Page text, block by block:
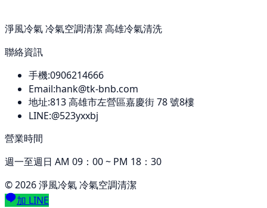
淨風冷氣 冷氣空調清潔 高雄冷氣清洗
聯絡資訊
手機:0906214666
Email:hank@tk-bnb.com
地址:813高雄市左營區嘉慶街 78 號8樓
LINE:@523yxxbj
營業時間
週一至週日 AM 09：00 ~ PM 18：30
©2026淨風冷氣 冷氣空調清潔
加 LINE